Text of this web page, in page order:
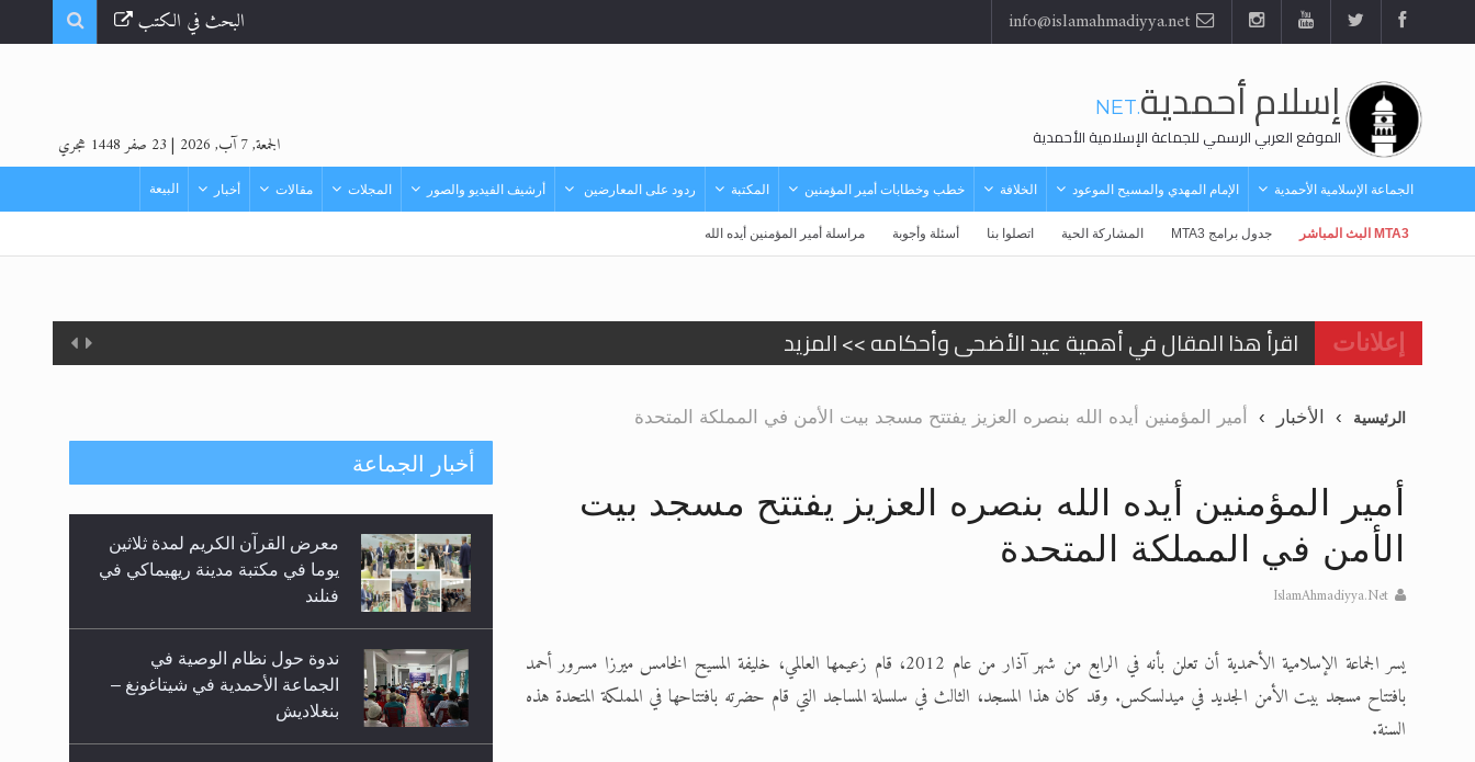
البحث في الكتب
إسلام أحمدية.NET
الموقع العربي الرسمي للجماعة الإسلامية الأحمدية الجمعة, 7 آب, 2026 | 23 صفر 1448 هجري
الجماعة الإسلامية الأحمدية الإمام المهدي والمسيح الموعود الخلافة خطب وخطابات أمير المؤمنين المكتبة ردود على المعارضين أرشيف الفيديو والصور المجلات مقالات أخبار البيعة
MTA3 البث المباشر جدول برامج MTA3 المشاركة الحية اتصلوا بنا أسئلة وأجوبة مراسلة أمير المؤمنين أيده الله
إعلانات
اقرأ هذا المقال في أهمية عيد الأضحى وأحكامه >> المزيد
الحجّ.. دلالات، حِكم، وأهداف >> المزيد
تعميم هامّ لأفراد الجماعة >> المزيد
تعميم هامّ لأفراد الجماعة >> المزيد
إعلان هامّ بخصوص الرسائل المرسلة إلى حضرة امير المؤمنين أيده الله والمكتب العربي >> المزيد
اقرأ هذا الكتاب وتعرّف على حقيقة الإسراء والمعراج >> المزيد
عرض مصوَّر لأقوال المستشرقين في خاتم النبيين صلى الله عليه وسلم >> المزيد
الرئيسية الأخبار أمير المؤمنين أيده الله بنصره العزيز يفتتح مسجد بيت الأمن في المملكة المتحدة
أمير المؤمنين أيده الله بنصره العزيز يفتتح مسجد بيت
الأمن في المملكة المتحدة
IslamAhmadiyya.Net
يسر الجماعة الإسلامية الأحمدية أن تعلن بأنه في الرابع من شهر آذار من عام 2012، قام زعيمها العالمي، خليفة المسيح الخامس ميرزا مسرور أحمد
بافتتاح مسجد بيت الأمن الجديد في ميدلسكس. وقد كان هذا المسجد، الثالث في سلسلة المساجد التي قام حضرته بافتتاحها في المملكة المتحدة هذه
السنة.
أخبار الجماعة
معرض القرآن الكريم لمدة ثلاثين
يوما في مكتبة مدينة ريهيماكي في
فنلند
ندوة حول نظام الوصية في
الجماعة الأحمدية في شيتاغونغ –
بنغلاديش